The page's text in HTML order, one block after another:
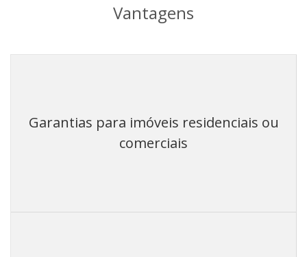
Vantagens
Garantias para imóveis residenciais ou
comerciais